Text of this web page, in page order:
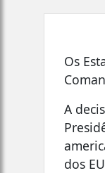
Os
A
dos